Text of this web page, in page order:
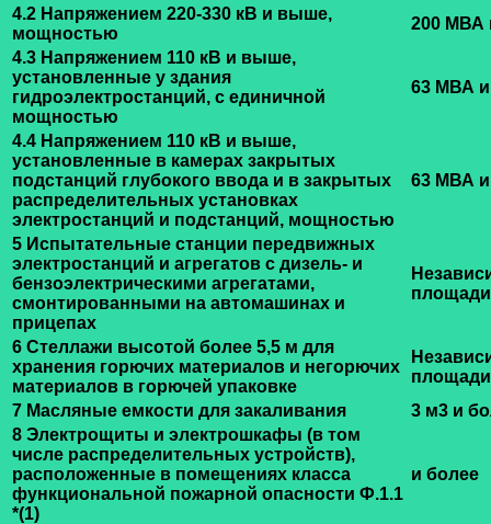
4.2 Напряжением 220-330 кВ и выше,
мощностью
200 МВА
4.3 Напряжением 110 кВ и выше,
установленные у здания
гидроэлектростанций, с единичной
мощностью
63 МВА
4.4 Напряжением 110 кВ и выше,
установленные в камерах закрытых
подстанций глубокого ввода и в закрытых
распределительных установках
электростанций и подстанций, мощностью
63 МВА
5 Испытательные станции передвижных
электростанций и агрегатов с дизель- и
бензоэлектрическими агрегатами,
смонтированными на автомашинах и
прицепах
площади
6 Стеллажи высотой более 5,5 м для
хранения горючих материалов и негорючих
материалов в горючей упаковке
площади
7 Масляные емкости для закаливания
3 м3 и
8 Электрощиты и электрошкафы (в том
числе распределительных устройств),
расположенные в помещениях класса
функциональной пожарной опасности Ф.1.1
*(1)
и более